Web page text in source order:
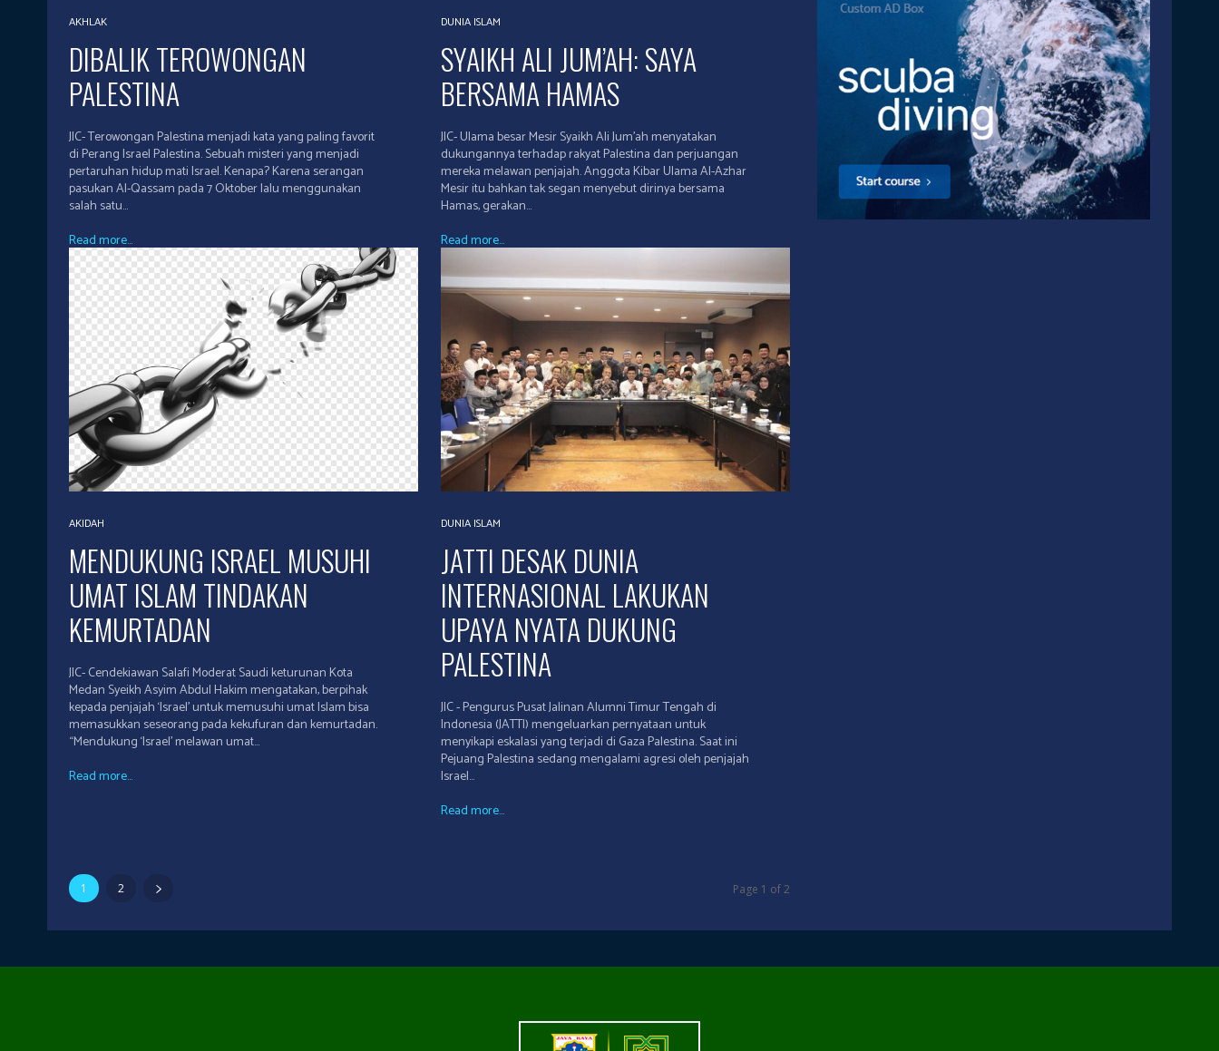
AKHLAK
DIBALIK TEROWONGAN
PALESTINA
JIC- Terowongan Palestina menjadi kata yang paling favorit
di Perang Israel Palestina. Sebuah misteri yang menjadi
pertaruhan hidup mati Israel. Kenapa? Karena serangan
pasukan Al-Qassam pada 7 Oktober lalu menggunakan
salah satu...
Read more...
DUNIA ISLAM
SYAIKH ALI JUM’AH: SAYA
BERSAMA HAMAS
JIC- Ulama besar Mesir Syaikh Ali Jum’ah menyatakan
dukungannya terhadap rakyat Palestina dan perjuangan
mereka melawan penjajah. Anggota Kibar Ulama Al-Azhar
Mesir itu bahkan tak segan menyebut dirinya bersama
Hamas, gerakan...
Read more...
AKIDAH
MENDUKUNG ISRAEL MUSUHI
UMAT ISLAM TINDAKAN
KEMURTADAN
JIC- Cendekiawan Salafi Moderat Saudi keturunan Kota
Medan Syeikh Asyim Abdul Hakim mengatakan, berpihak
kepada penjajah ‘Israel’ untuk memusuhi umat Islam bisa
memasukkan seseorang pada kekufuran dan kemurtadan.
“Mendukung ‘Israel’ melawan umat...
Read more...
DUNIA ISLAM
JATTI DESAK DUNIA
INTERNASIONAL LAKUKAN
UPAYA NYATA DUKUNG
PALESTINA
JIC - Pengurus Pusat Jalinan Alumni Timur Tengah di
Indonesia (JATTI) mengeluarkan pernyataan untuk
menyikapi eskalasi yang terjadi di Gaza Palestina. Saat ini
Pejuang Palestina sedang mengalami agresi oleh penjajah
Israel...
Read more...
1 2 Page 1 of 2